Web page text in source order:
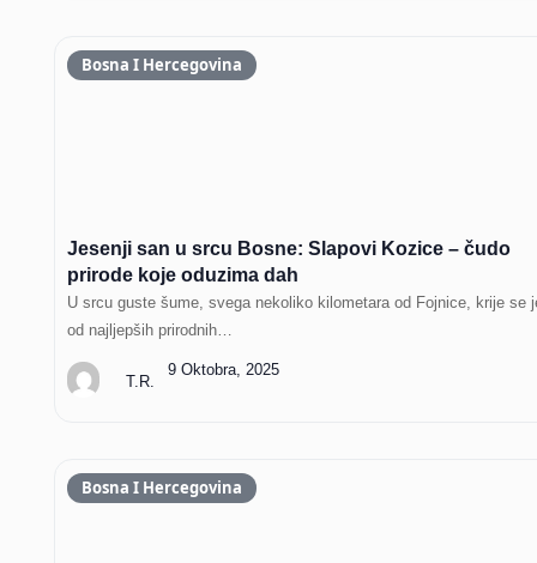
Bosna I Hercegovina
Jesenji san u srcu Bosne: Slapovi Kozice – čudo
prirode koje oduzima dah
U srcu guste šume, svega nekoliko kilometara od Fojnice, krije se
od najljepših prirodnih…
T.R.
9 Oktobra, 2025
Bosna I Hercegovina